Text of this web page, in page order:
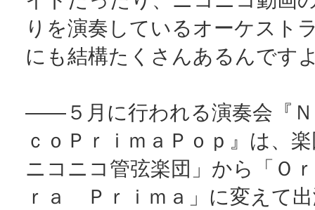
りを演奏しているオーケスト
にも結構たくさんあるんです
――５月に行われる演奏会『Ｎ
ｃｏＰｒｉｍａＰｏｐ』は、
ニコニコ管弦楽団」から「Ｏ
ｒａ Ｐｒｉｍａ」に変えて